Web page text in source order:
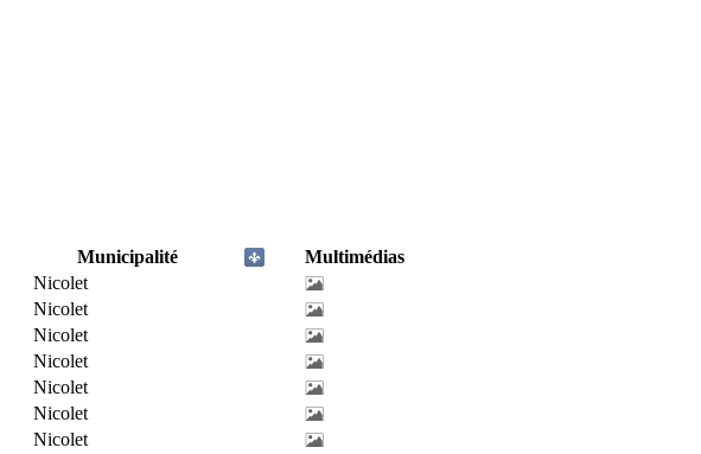
Municipalité
Multimédias
Nicolet
Nicolet
Nicolet
Nicolet
Nicolet
Nicolet
Nicolet